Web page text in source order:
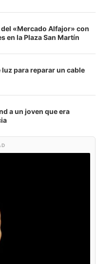
del «Mercado Alfajor» con
en la Plaza San Martín
para reparar un cable
a un joven que era